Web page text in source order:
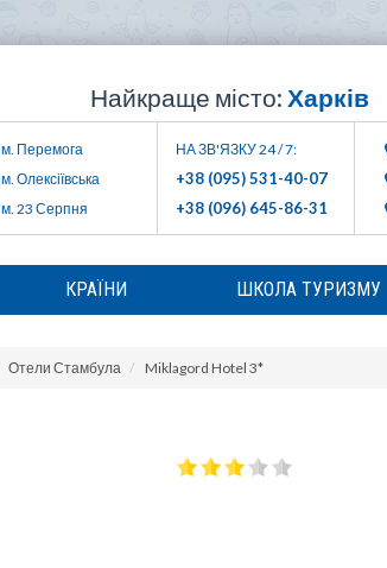
Найкраще місто: Харків
м. Перемога
м. Олексіївська
м. 23 Серпня
НА ЗВ'ЯЗКУ 24 / 7:
+38 (095) 531-40-07
+38 (096) 645-86-31
КРАЇНИ ШКОЛА ТУРИЗМУ
Отели Стамбула Miklagord Hotel 3*